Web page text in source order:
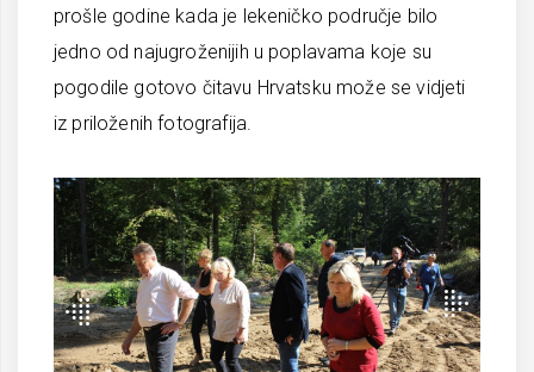
prošle godine kada je lekeničko područje bilo
jedno od najugroženijih u poplavama koje su
pogodile gotovo čitavu Hrvatsku može se vidjeti
iz priloženih fotografija.